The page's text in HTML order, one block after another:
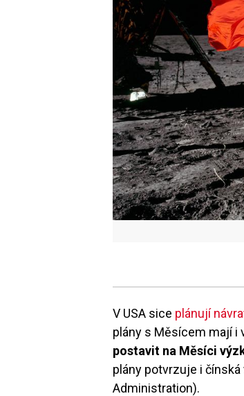
V USA sice plánují
plány s Měsícem mají i
postavit na Měsíci
plány potvrzuje i čínská
Administration).